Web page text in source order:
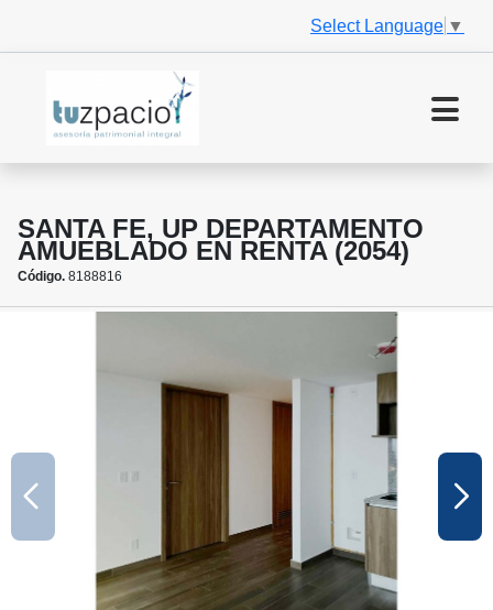
Select Language ▼
SANTA FE, UP DEPARTAMENTO
AMUEBLADO EN RENTA (2054)
Código. 8188816